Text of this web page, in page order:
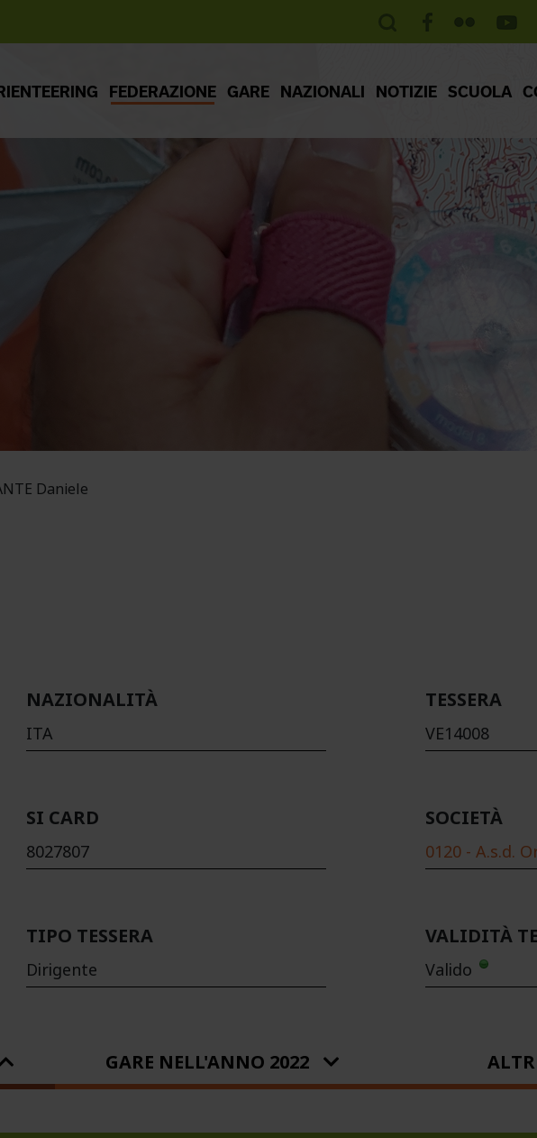
FEDERAZIONE GARE NAZIONALI NOTIZIE SCUOLA
Daniele
NAZIONALITÀ
ITA
TESSERA
VE14008
SI CARD
8027807
SOCIETÀ
0120 - A.s.d.
TIPO TESSERA
Dirigente
VALIDITÀ
Valido
GARE NELL'ANNO 2022